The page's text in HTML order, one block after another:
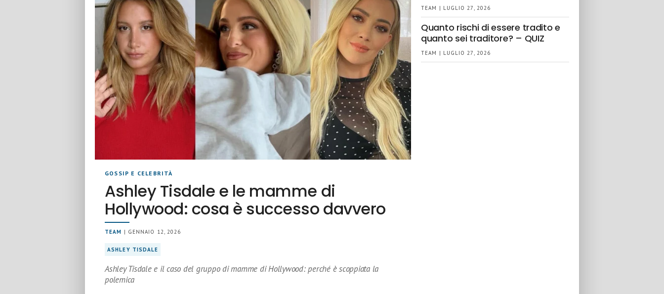
GOSSIP E CELEBRITÀ
Ashley Tisdale e le mamme di
Hollywood: cosa è successo davvero
TEAM | GENNAIO 12, 2026
ASHLEY TISDALE
Ashley Tisdale e il caso del gruppo di mamme di Hollywood: perché è scoppiata la
polemica
TEAM | LUGLIO 27, 2026
Quanto rischi di essere tradito e
quanto sei traditore? – QUIZ
TEAM | LUGLIO 27, 2026